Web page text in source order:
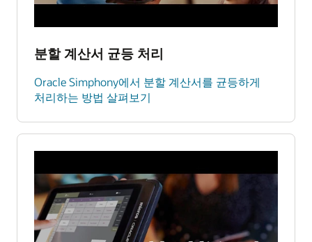
분할 계산서 균등 처리
Oracle Simphony에서 분할 계산서를 균등하게
처리하는 방법 살펴보기